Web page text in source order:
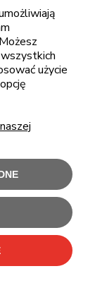
plików cookies.
biurowe.
użycie